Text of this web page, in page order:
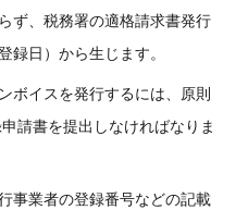
ず、税務署の適格請求書発行
録日）から生じます。
ボイスを発行するには、原則
請書を提出しなければなりま
事業者の登録番号などの記載